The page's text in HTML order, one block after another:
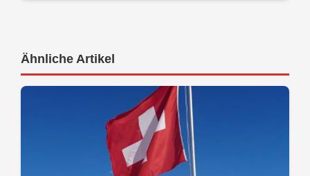
Ähnliche Artikel